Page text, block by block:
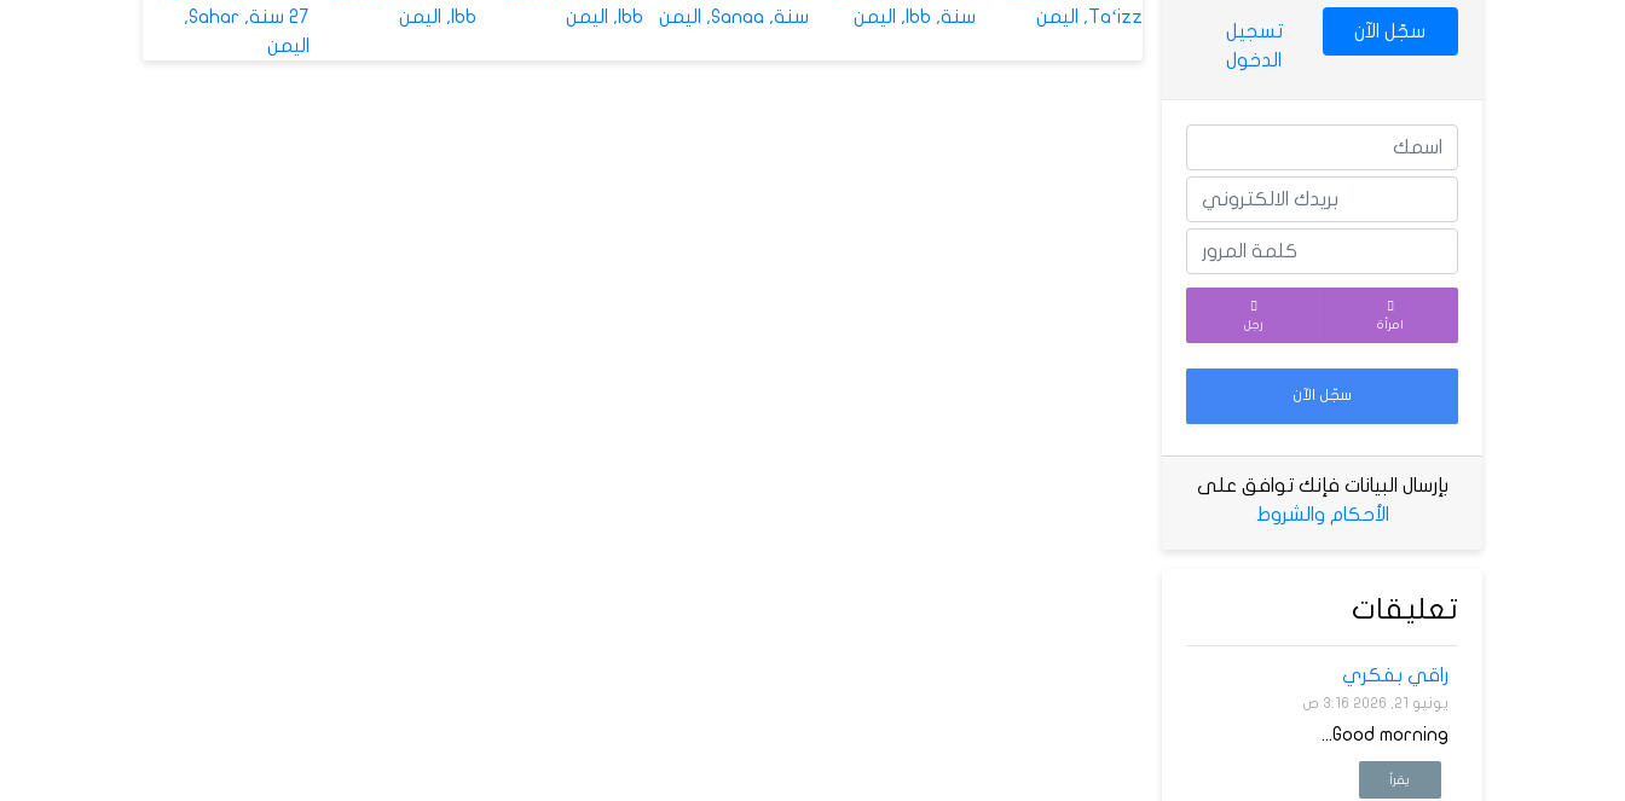
سجّل الآن
تسجيل
الدخول
امرأة رجل
سجّل الآن
بإرسال البيانات فإنك توافق على
الأحكام والشروط
تعليقات
راقي بفكري
يونيو 21, 2026 3:16 ص
Good morning...
يقرأ